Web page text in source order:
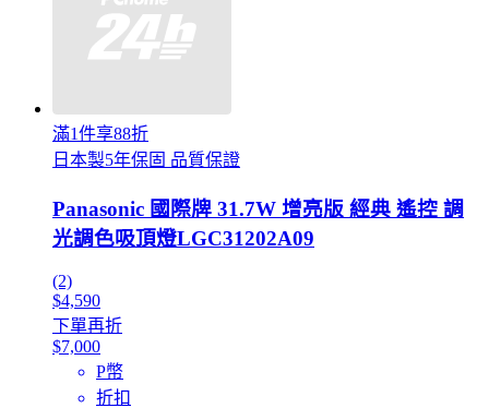
滿1件享88折
日本製5年保固 品質保證
Panasonic 國際牌 31.7W 增亮版 經典 遙控 調
光調色吸頂燈LGC31202A09
(2)
$4,590
下單再折
$7,000
P幣
折扣